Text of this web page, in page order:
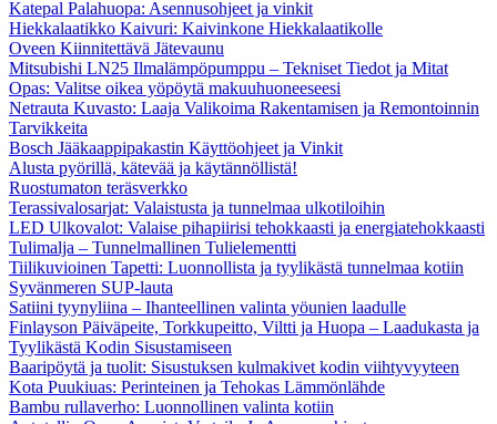
Katepal Palahuopa: Asennusohjeet ja vinkit
Hiekkalaatikko Kaivuri: Kaivinkone Hiekkalaatikolle
Oveen Kiinnitettävä Jätevaunu
Mitsubishi LN25 Ilmalämpöpumppu – Tekniset Tiedot ja Mitat
Opas: Valitse oikea yöpöytä makuuhuoneeseesi
Netrauta Kuvasto: Laaja Valikoima Rakentamisen ja Remontoinnin
Tarvikkeita
Bosch Jääkaappipakastin Käyttöohjeet ja Vinkit
Alusta pyörillä, kätevää ja käytännöllistä!
Ruostumaton teräsverkko
Terassivalosarjat: Valaistusta ja tunnelmaa ulkotiloihin
LED Ulkovalot: Valaise pihapiirisi tehokkaasti ja energiatehokkaasti
Tulimalja – Tunnelmallinen Tulielementti
Tiilikuvioinen Tapetti: Luonnollista ja tyylikästä tunnelmaa kotiin
Syvänmeren SUP-lauta
Satiini tyynyliina – Ihanteellinen valinta yöunien laadulle
Finlayson Päiväpeite, Torkkupeitto, Viltti ja Huopa – Laadukasta ja
Tyylikästä Kodin Sisustamiseen
Baaripöytä ja tuolit: Sisustuksen kulmakivet kodin viihtyvyyteen
Kota Puukiuas: Perinteinen ja Tehokas Lämmönlähde
Bambu rullaverho: Luonnollinen valinta kotiin